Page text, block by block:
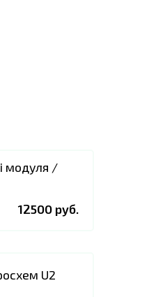
модуля /
12500 руб.
U2